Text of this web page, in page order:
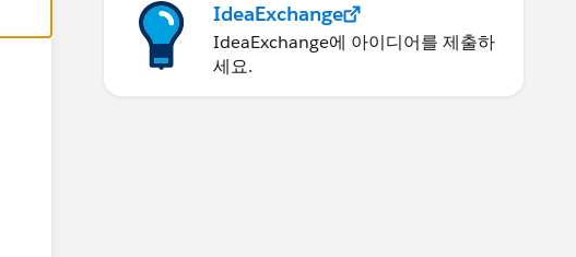
IdeaExchange
IdeaExchange에 아이디어를 제출하
세요.